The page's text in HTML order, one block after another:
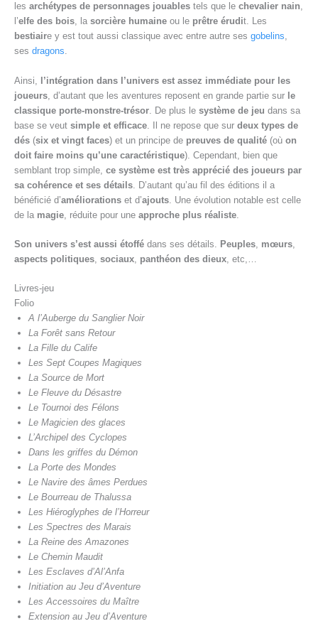
les archétypes de personnages jouables tels que le chevalier nain,
l’elfe des bois, la sorcière humaine ou le prêtre érudit. Les
bestiaire y est tout aussi classique avec entre autre ses gobelins,
ses dragons.
Ainsi, l’intégration dans l’univers est assez immédiate pour les
joueurs , d’autant que les aventures reposent en grande partie sur le
classique porte-monstre-trésor . De plus le système de jeu dans sa
base se veut simple et efficace . Il ne repose que sur deux types de
dés (six et vingt faces) et un principe de preuves de qualité (où on
doit faire moins qu’une caractéristique). Cependant, bien que
semblant trop simple, ce système est très apprécié des joueurs par
sa cohérence et ses détails . D’autant qu’au fil des éditions il a
bénéficié d’améliorations et d’ajouts . Une évolution notable est celle
de la magie , réduite pour une approche plus réaliste
Son univers s’est aussi étoffé dans ses détails. Peuples mœurs
aspects politiques sociaux panthéon des dieux , etc,…
Livres-jeu
Folio
A l’Auberge du Sanglier Noir
La Forêt sans Retour
La Fille du Calife
Les Sept Coupes Magiques
La Source de Mort
Le Fleuve du Désastre
Le Tournoi des Félons
Le Magicien des glaces
L’Archipel des Cyclopes
Dans les griffes du Démon
La Porte des Mondes
Le Navire des âmes Perdues
Le Bourreau de Thalussa
Les Hiéroglyphes de l’Horreur
Les Spectres des Marais
La Reine des Amazones
Le Chemin Maudit
Les Esclaves d’Al’Anfa
Initiation au Jeu d’Aventure
Les Accessoires du Maître
Extension au Jeu d’Aventure